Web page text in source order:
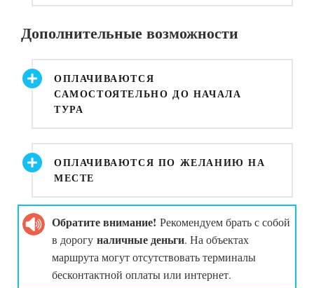
Дополнительные возможности
ОПЛАЧИВАЮТСЯ
САМОСТОЯТЕЛЬНО ДО НАЧАЛА
ТУРА
ОПЛАЧИВАЮТСЯ ПО ЖЕЛАНИЮ НА
МЕСТЕ
Обратите внимание! Рекомендуем брать с собой
в дорогу наличные деньги. На объектах
маршрута могут отсутствовать терминалы
бесконтактной оплаты или интернет.